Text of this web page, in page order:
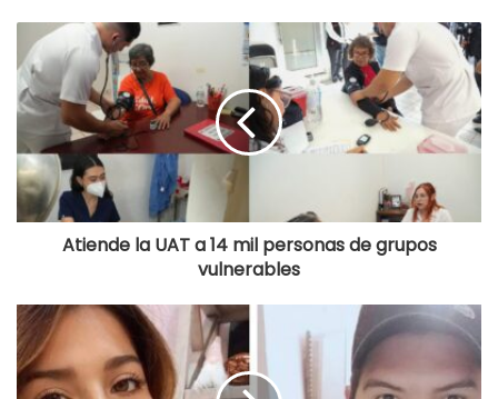
Atiende la UAT a 14 mil personas de grupos
vulnerables